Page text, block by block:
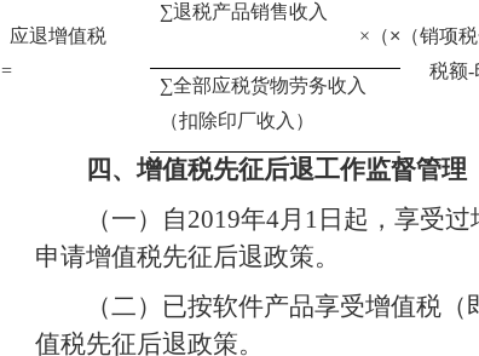
应退增值税
=
∑退税产品销售收入
×（× （销项
税额-
∑全部应税货物劳务收入
（扣除印厂收入）
四、增值税先征后退工作监督管理
（一）自2019年4月 1 日起，享受
申请增值税先征后退政策。
（二）已按软件产品享受增值税
值税先征后退政策。